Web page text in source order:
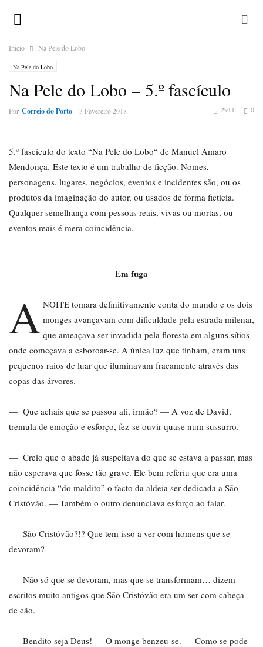
Inicio Na Pele do Lobo
Na Pele do Lobo
Na Pele do Lobo – 5.º fascículo
Por Correio do Porto- 3 Fevereiro 2018 0
2911
5.º fascículo do texto “Na Pele do Lobo“ de Manuel Amaro
Mendonça. Este texto é um trabalho de ficção. Nomes,
personagens, lugares, negócios, eventos e incidentes são, ou os
produtos da imaginação do autor, ou usados de forma fictícia.
Qualquer semelhança com pessoas reais, vivas ou mortas, ou
eventos reais é mera coincidência.
Em fuga
A NOITE tomara definitivamente conta do mundo e os dois
monges avançavam com dificuldade pela estrada milenar,
que ameaçava ser invadida pela floresta em alguns sítios
onde começava a esboroar-se. A única luz que tinham, eram uns
pequenos raios de luar que iluminavam fracamente através das
copas das árvores.
— Que achais que se passou ali, irmão? — A voz de David,
tremula de emoção e esforço, fez-se ouvir quase num sussurro.
— Creio que o abade já suspeitava do que se estava a passar, mas
não esperava que fosse tão grave. Ele bem referiu que era uma
coincidência “do maldito” o facto da aldeia ser dedicada a São
Cristóvão. — Também o outro denunciava esforço ao falar.
— São Cristóvão?!? Que tem isso a ver com homens que se
devoram?
— Não só que se devoram, mas que se transformam… dizem
escritos muito antigos que São Cristóvão era um ser com cabeça
de cão.
— Bendito seja Deus! — O monge benzeu-se. — Como se pode